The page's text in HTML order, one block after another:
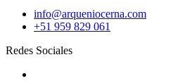
info@arqueniocerna.com
+51 959 829 061
Redes Sociales